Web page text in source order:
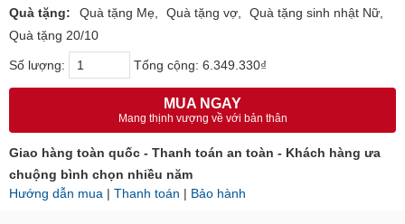
Quà tặng:
Quà tặng Mẹ Quà tặng vợ
Quà tặng sinh nhật Nữ
Quà tặng 20/10
Số lượng: Tổng cộng: 6.349.330₫
MUA NGAY
Mang thịnh vượng về với bản thân
Giao hàng toàn quốc - Thanh toán an toàn - Khách hàng ưa
chuộng bình chọn nhiều năm
Hướng dẫn mua | Thanh toán | Bảo hành